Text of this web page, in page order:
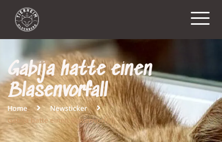
Gabija hatte einen
Blasenvorfall
Home
Newsticker
Gabija hatte einen Blasenvorfall